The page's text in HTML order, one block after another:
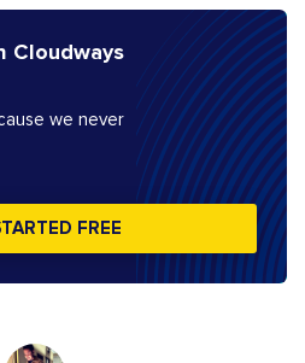
Cloudways
we never
FREE